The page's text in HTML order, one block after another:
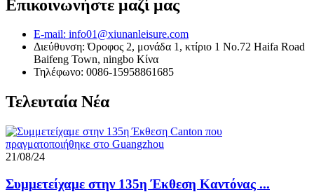
Επικοινωνήστε μαζί μας
E-mail: info01@xiunanleisure.com
Διεύθυνση: Όροφος 2, μονάδα 1, κτίριο 1 No.72 Haifa Road
Baifeng Town, ningbo Κίνα
Τηλέφωνο: 0086-15958861685
Τελευταία Νέα
21/08/24
Συμμετείχαμε στην 135η Έκθεση Καντόνας ...